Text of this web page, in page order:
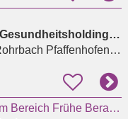
Oberösterreichische Gesundheitsholding GmbH
Pfaffenhofen an der Ilm
Gesundheitsfachkraft im Bereich Frühe Beratung und Hilfen für Familien mit Kindern von 0 bis 3